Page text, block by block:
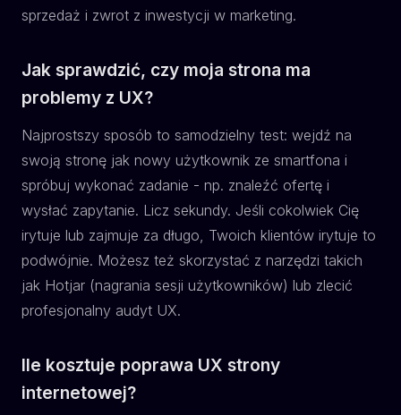
sprzedaż i zwrot z inwestycji w marketing.
Jak sprawdzić, czy moja strona ma
problemy z UX?
Najprostszy sposób to samodzielny test: wejdź na
swoją stronę jak nowy użytkownik ze smartfona i
spróbuj wykonać zadanie - np. znaleźć ofertę i
wysłać zapytanie. Licz sekundy. Jeśli cokolwiek Cię
irytuje lub zajmuje za długo, Twoich klientów irytuje to
podwójnie. Możesz też skorzystać z narzędzi takich
jak Hotjar (nagrania sesji użytkowników) lub zlecić
profesjonalny audyt UX.
Ile kosztuje poprawa UX strony
internetowej?